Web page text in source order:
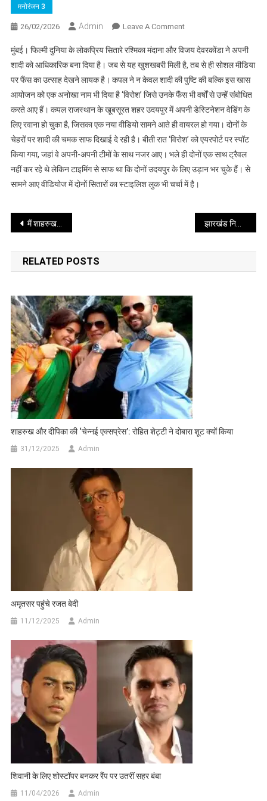
मनोरंजन 3
26/02/2026 Admin Leave A CommentOn
मंदाना
विजय
देवरकोंडा
शादी
से
पहले
एयरपोर्ट
पर
मुंबई। फिल्मी दुनिया के लोकप्रिय सितारे रश्मिका मंदाना और विजय देवरकोंडा ने अपनी
शादी को आधिकारिक बना दिया है। जब से यह खुशखबरी मिली है, तब से ही सोशल मीडिया
पर फैंस का उत्साह देखने लायक है। कपल ने न केवल शादी की पुष्टि की बल्कि इस खास
आयोजन को एक अनोखा नाम भी दिया है ‘विरोश’ जिसे उनके फैंस भी वर्षों से उन्हें संबोधित
करते आए हैं। कपल राजस्थान के खूबसूरत शहर उदयपुर में अपनी डेस्टिनेशन वेडिंग के
लिए रवाना हो चुका है, जिसका एक नया वीडियो सामने आते ही वायरल हो गया। दोनों के
चेहरों पर शादी की चमक साफ दिखाई दे रही है। बीती रात ‘विरोश’ को एयरपोर्ट पर स्पॉट
किया गया, जहां वे अपनी-अपनी टीमों के साथ नजर आए। भले ही दोनों एक साथ ट्रैवल
नहीं कर रहे थे लेकिन टाइमिंग से साफ था कि दोनों उदयपुर के लिए उड़ान भर चुके हैं। से
सामने आए वीडियोज में दोनों सितारों का स्टाइलिश लुक भी चर्चा में है।
Post
navigation
मैं शाहरुख से अक्सर कहानियों पर बात करता हूं
RELATED POSTS
शाहरुख और दीपिका की ‘चेन्नई एक्सप्रेस’: रोहित शेट्टी ने दोबारा शूट क्यों किया
31/12/2025 Admin
अमृतसर पहुंचे रजत बेदी
11/12/2025 Admin
शिवानी के लिए शोस्टॉपर बनकर रैंप पर उतरीं सहर बंबा
11/04/2026 Admin